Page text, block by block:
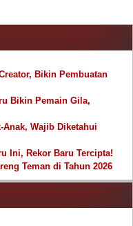
Bikin Pembuatan
Bikin Pemain Gila,
Wajib Diketahui
Ini, Rekor Baru Tercipta!
Teman di Tahun 2026